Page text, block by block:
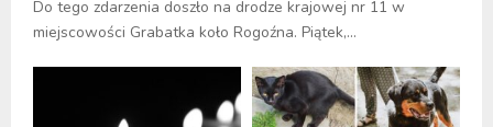
Do tego zdarzenia doszło na drodze krajowej nr 11 w
miejscowości Grabatka koło Rogoźna. Piątek,...